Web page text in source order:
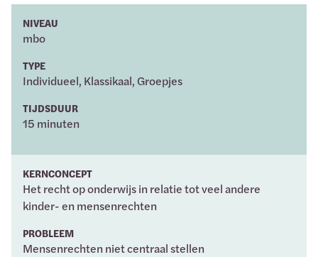
NIVEAU
mbo
TYPE
Individueel, Klassikaal, Groepjes
TIJDSDUUR
15 minuten
KERNCONCEPT
Het recht op onderwijs in relatie tot veel andere
kinder- en mensenrechten
PROBLEEM
Mensenrechten niet centraal stellen